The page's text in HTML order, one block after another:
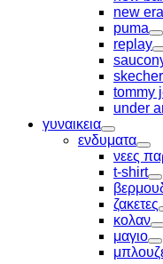
new era
puma
replay
tommy
under
γυναικεια
Toggle
ενδυματα
νεες
t-shirt
ζακετες
κολαν
μαγιο